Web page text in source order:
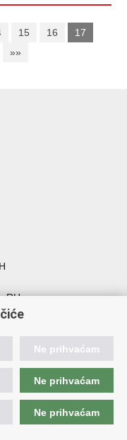
15 16
17
»»
RH
Ne prihvaćam
Ne prihvaćam
Ne prihvaćam